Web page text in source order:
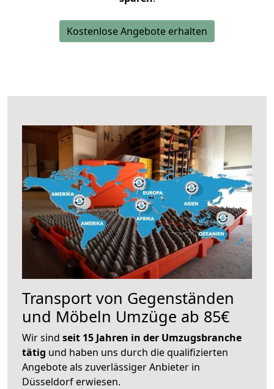
Kostenlose Angebote erhalten
Transport von Gegenständen
und Möbeln Umzüge ab 85€
Wir sind seit 15 Jahren in der Umzugsbranche
tätig und haben uns durch die qualifizierten
Angebote als zuverlässiger Anbieter in
Düsseldorf erwiesen.